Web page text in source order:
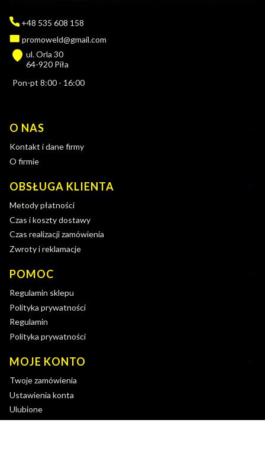
+48 535 608 158
promoweld@gmail.com
ul. Orla 30
64-920 Piła
Pon-pt 8:00 - 16:00
Linki w stopce
O NAS
Kontakt i dane firmy
O firmie
OBSŁUGA KLIENTA
Metody płatności
Czas i koszty dostawy
Czas realizacji zamówienia
Zwroty i reklamacje
POMOC
Regulamin sklepu
Polityka prywatności
Regulamin
Polityka prywatności
MOJE KONTO
Twoje zamówienia
Ustawienia konta
Ulubione